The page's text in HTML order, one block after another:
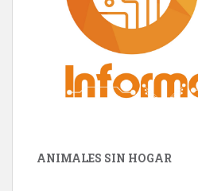
ANIMALES SIN HOGAR